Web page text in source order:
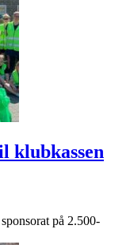
klubkassen
på 2.500-